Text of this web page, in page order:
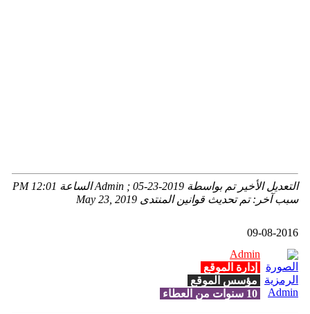
التعديل الأخير تم بواسطة Admin ; 05-23-2019 الساعة
12:01 PM
سبب آخر: تم تحديث قوانين المنتدى May 23, 2019
09-08-2016
Admin
إدارة الموقع
مؤسس الموقع